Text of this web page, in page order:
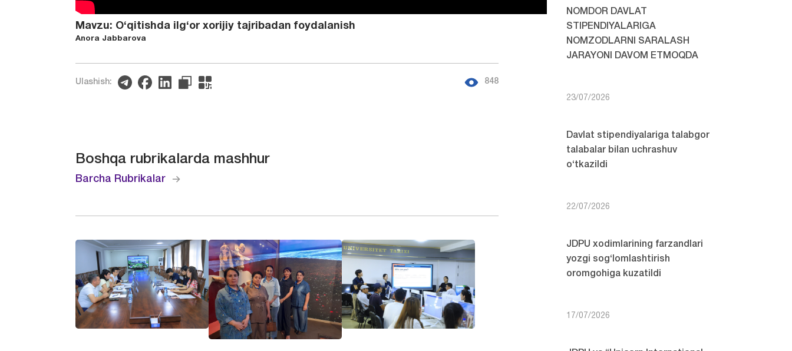
Mavzu: O‘qitishda ilg‘or xorijiy tajribadan foydalanish
Anora Jabbarova
Ulashish: 848
Boshqa rubrikalarda mashhur
Barcha Rubrikalar
NOMDOR DAVLAT
STIPENDIYALARIGA
NOMZODLARNI SARALASH
JARAYONI DAVOM ETMOQDA
23/07/2026
Davlat stipendiyalariga talabgor
talabalar bilan uchrashuv
o‘tkazildi
22/07/2026
JDPU xodimlarining farzandlari
yozgi sog‘lomlashtirish
oromgohiga kuzatildi
17/07/2026